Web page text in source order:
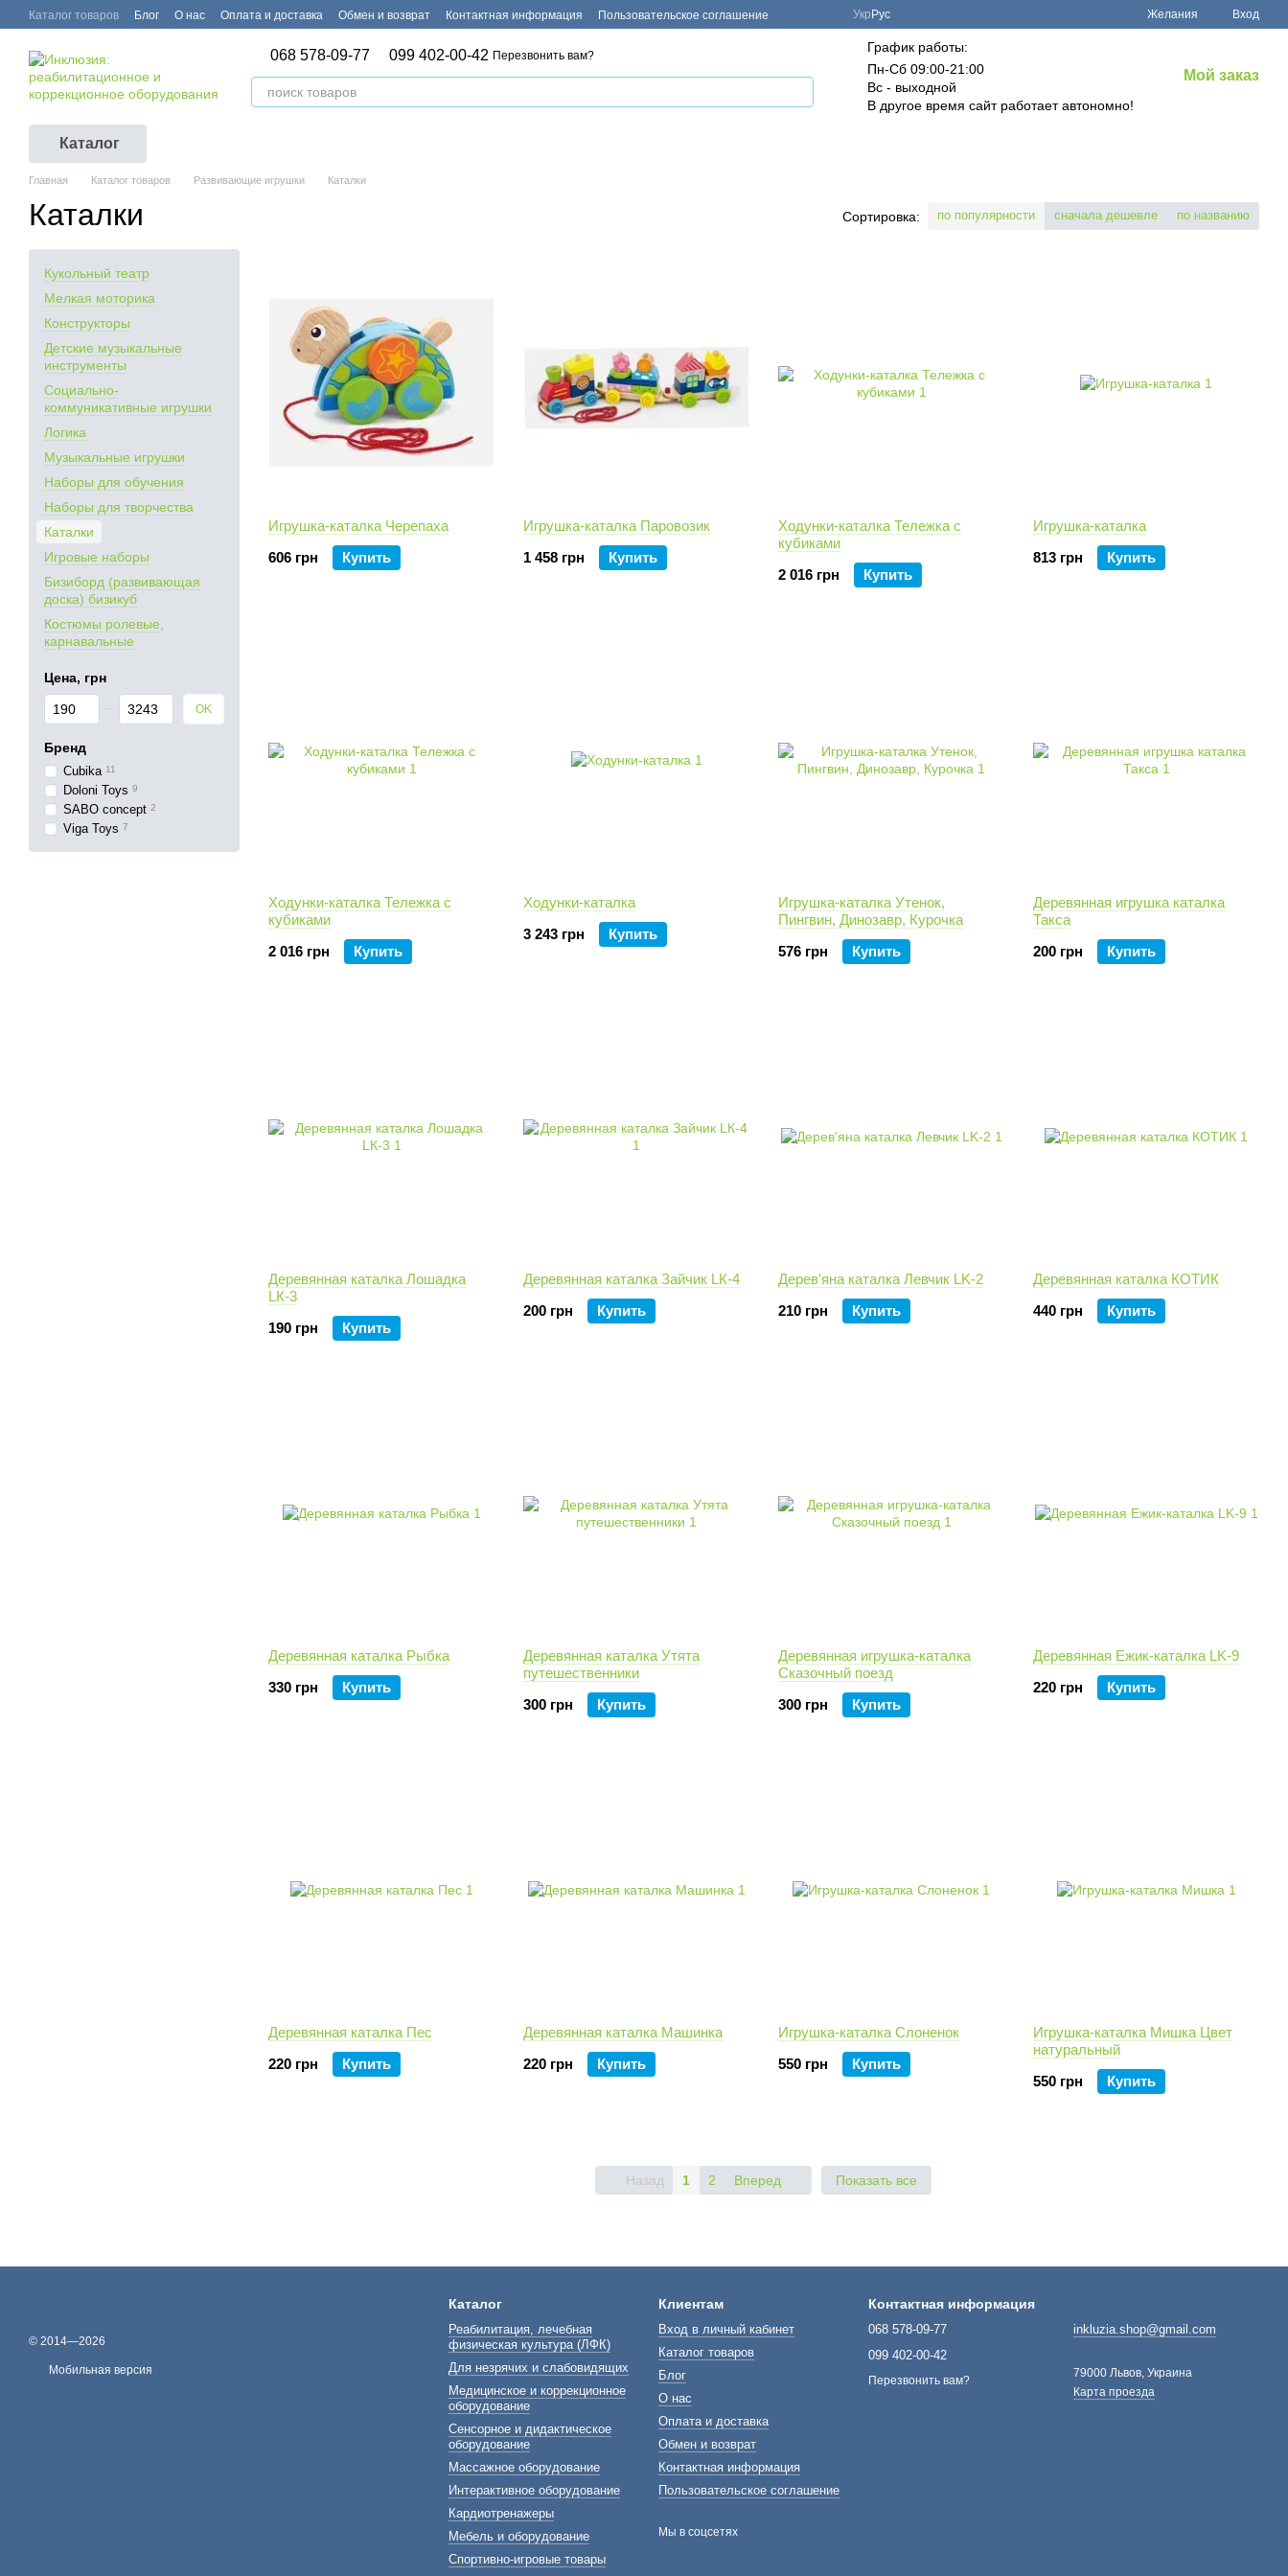
Перейти к основному контенту
Каталог товаров Блог О нас Оплата и доставка Обмен и возврат Контактная информация Пользовательское соглашение Укр Рус Желания Вход
068 578-09-77 099 402-00-42 Перезвонить вам?
График работы:
Пн-Сб 09:00-21:00
Вс - выходной
В другое время сайт работает автономно!
Мой заказ
Каталог
Главная Каталог товаров Развивающие игрушки Каталки
Каталки Сортировка: по популярности сначала дешевле по названию
Игрушка-каталка Черепаха
606 грн
Купить
Игрушка-каталка Паровозик
1 458 грн
Купить
Ходунки-каталка Тележка с
кубиками
2 016 грн
Купить
Игрушка-каталка
813 грн
Купить
Ходунки-каталка Тележка с
кубиками
2 016 грн
Купить
Ходунки-каталка
3 243 грн
Купить
Игрушка-каталка Утенок,
Пингвин, Динозавр, Курочка
576 грн
Купить
Деревянная игрушка каталка
Такса
200 грн
Купить
Деревянная каталка Лошадка
LК-3
190 грн
Купить
Деревянная каталка Зайчик LК-4
200 грн
Купить
Дерев'яна каталка Левчик LK-2
210 грн
Купить
Деревянная каталка КОТИК
440 грн
Купить
Деревянная каталка Рыбка
330 грн
Купить
Деревянная каталка Утята
путешественники
300 грн
Купить
Деревянная игрушка-каталка
Сказочный поезд
300 грн
Купить
Деревянная Ежик-каталка LK-9
220 грн
Купить
Деревянная каталка Пес
220 грн
Купить
Деревянная каталка Машинка
220 грн
Купить
Игрушка-каталка Слоненок
550 грн
Купить
Игрушка-каталка Мишка Цвет
натуральный
550 грн
Купить
Назад 1 2 Вперед Показать все
Кукольный театр
Мелкая моторика
Конструкторы
Детские музыкальные
инструменты
Социально-
коммуникативные игрушки
Логика
Музыкальные игрушки
Наборы для обучения
Наборы для творчества
Каталки
Игровые наборы
Бизиборд (развивающая
доска) бизикуб
Костюмы ролевые,
карнавальные
Цена, грн
От Цена, грн
До Цена, грн OK
Бренд
Cubika 11
Doloni Toys 9
SABO concept 2
Viga Toys 7
© 2014—2026
Мобильная версия
Каталог
Реабилитация, лечебная
физическая культура (ЛФК)
Для незрячих и слабовидящих
Медицинское и коррекционное
оборудование
Сенсорное и дидактическое
оборудование
Массажное оборудование
Интерактивное оборудование
Кардиотренажеры
Мебель и оборудование
Спортивно-игровые товары
Клиентам
Вход в личный кабинет
Каталог товаров
Блог
О нас
Оплата и доставка
Обмен и возврат
Контактная информация
Пользовательское соглашение
Мы в соцсетях
Контактная информация
068 578-09-77
099 402-00-42
Перезвонить вам?
inkluzia.shop@gmail.com
79000 Львов, Украина
Карта проезда